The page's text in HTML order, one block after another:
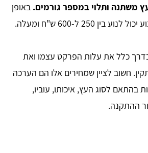
משתנה ותלוי במספר גורמים. באופן
250 ל-600 ש"ח ומעלה.
בדרך כלל את עלות הפרקט עצמו ואת
חשוב לציין שמחירים אלו הם הערכה
בהתאם לסוג העץ, איכותו, עוביו,
ההתקנה.